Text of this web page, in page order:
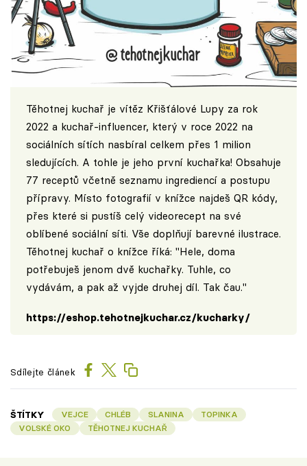
Těhotnej kuchař je vítěz Křišťálové Lupy za rok
2022 a kuchař-influencer, který v roce 2022 na
sociálních sítích nasbíral celkem přes 1 milion
sledujících. A tohle je jeho první kuchařka! Obsahuje
77 receptů včetně seznamu ingrediencí a postupu
přípravy. Místo fotografií v knížce najdeš QR kódy,
přes které si pustíš celý videorecept na své
oblíbené sociální síti. Vše doplňují barevné ilustrace.
Těhotnej kuchař o knížce říká: "Hele, doma
potřebuješ jenom dvě kuchařky. Tuhle, co
vydávám, a pak až vyjde druhej díl. Tak čau."
https://eshop.tehotnejkuchar.cz/kucharky/
Sdílejte článek
ŠTÍTKY VEJCE CHLÉB SLANINA
TOPINKA
VOLSKÉ OKO
TĚHOTNEJ KUCHAŘ